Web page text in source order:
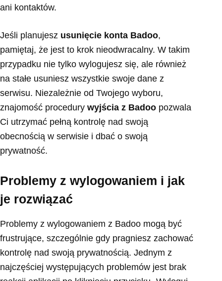
ani kontaktów.
Jeśli planujesz usunięcie konta Badoo,
pamiętaj, że jest to krok nieodwracalny. W takim
przypadku nie tylko wylogujesz się, ale również
na stałe usuniesz wszystkie swoje dane z
serwisu. Niezależnie od Twojego wyboru,
znajomość procedury wyjścia z Badoo pozwala
Ci utrzymać pełną kontrolę nad swoją
obecnością w serwisie i dbać o swoją
prywatność.
Problemy z wylogowaniem i jak
je rozwiązać
Problemy z wylogowaniem z Badoo mogą być
frustrujące, szczególnie gdy pragniesz zachować
kontrolę nad swoją prywatnością. Jednym z
najczęściej występujących problemów jest brak